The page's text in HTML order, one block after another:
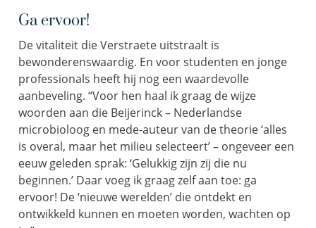
Ga ervoor!
De vitaliteit die Verstraete uitstraalt is
bewonderenswaardig. En voor studenten en jonge
professionals heeft hij nog een waardevolle
aanbeveling. “Voor hen haal ik graag de wijze
woorden aan die Beijerinck – Nederlandse
microbioloog en mede-auteur van de theorie ‘alles
is overal, maar het milieu selecteert’ – ongeveer een
eeuw geleden sprak: ‘Gelukkig zijn zij die nu
beginnen.’ Daar voeg ik graag zelf aan toe: ga
ervoor! De ‘nieuwe werelden’ die ontdekt en
ontwikkeld kunnen en moeten worden, wachten op